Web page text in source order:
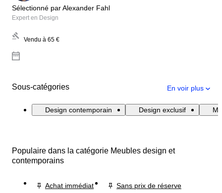
Sélectionné par Alexander Fahl
Expert en Design
Vendu à 65 €
Sous-catégories En voir plus
Design contemporain Design exclusif
Populaire dans la catégorie Meubles design et
contemporains
Achat immédiat
Sans prix de réserve